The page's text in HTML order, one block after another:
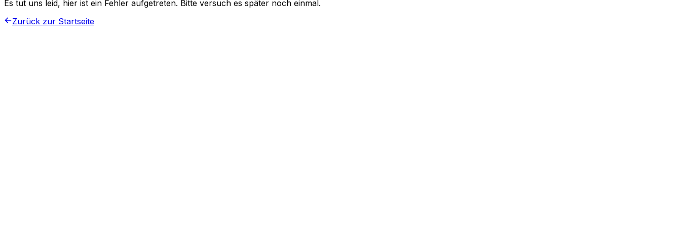
Es tut uns leid, hier ist ein Fehler aufgetreten. Bitte versuch es später noch einmal.
Zurück zur Startseite